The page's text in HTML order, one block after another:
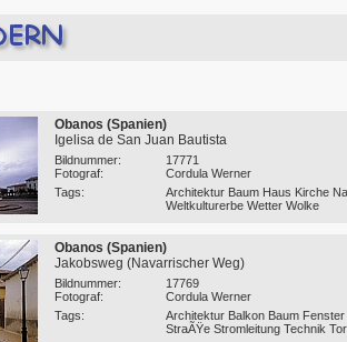
Obanos (Spanien)
Igelisa de San Juan Bautista
Bildnummer:
17771
Fotograf:
Cordula Werner
Tags:
Architektur Baum Haus Kirche
Weltkulturerbe Wetter Wolke
Obanos (Spanien)
Jakobsweg (Navarrischer Weg)
Bildnummer:
17769
Fotograf:
Cordula Werner
Tags:
Architektur Balkon Baum
StraÃŸe Stromleitung Technik